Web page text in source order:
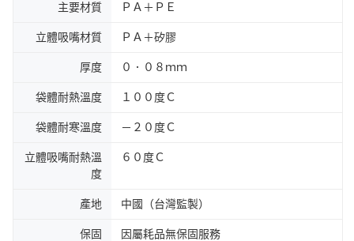
主要材質 ＰＡ＋ＰＥ
立體吸嘴材質 ＰＡ＋矽膠
厚度 ０．０８ｍｍ
袋體耐熱溫度 １００度Ｃ
袋體耐寒溫度 －２０度Ｃ
立體吸嘴耐熱溫
度
６０度Ｃ
產地 中國（台灣監製）
保固 因屬耗品無保固服務